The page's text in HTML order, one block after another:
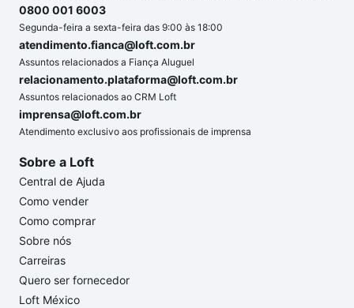
0800 001 6003
Segunda-feira a sexta-feira das 9:00 às 18:00
atendimento.fianca@loft.com.br
Assuntos relacionados a Fiança Aluguel
relacionamento.plataforma@loft.com.br
Assuntos relacionados ao CRM Loft
imprensa@loft.com.br
Atendimento exclusivo aos profissionais de imprensa
Sobre a Loft
Central de Ajuda
Como vender
Como comprar
Sobre nós
Carreiras
Quero ser fornecedor
Loft México